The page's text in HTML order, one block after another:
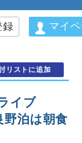
録 マイ
リストに追加
イブ
泊は朝食